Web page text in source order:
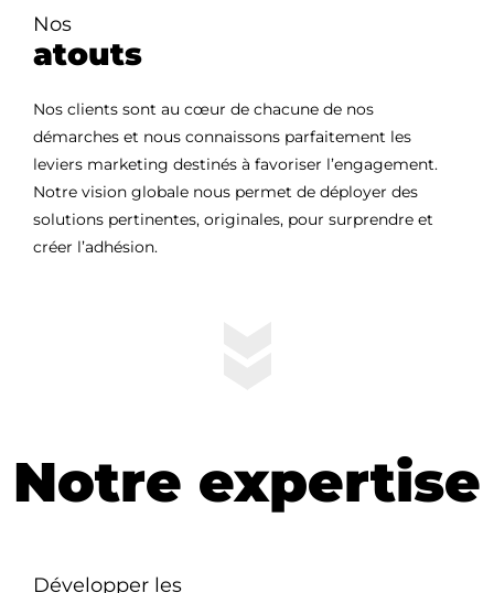
Nos
atouts
Nos clients sont au cœur de chacune de nos
démarches et nous connaissons parfaitement les
leviers marketing destinés à favoriser l’engagement.
Notre vision globale nous permet de déployer des
solutions pertinentes, originales, pour surprendre et
créer l’adhésion.
Notre expertise
Développer les